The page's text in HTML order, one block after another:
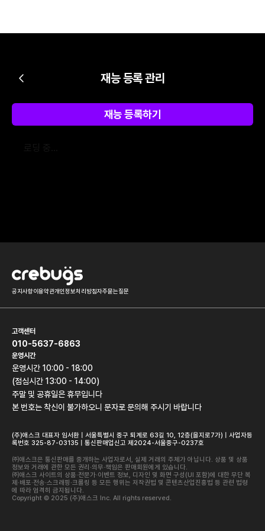
재능 등록 관리
재능 등록하기
공지사항이용약관개인정보처리방침자주묻는질문
고객센터
010-5637-6863
운영시간
운영시간 10:00 - 18:00
(점심시간 13:00 - 14:00)
주말 및 공휴일은 휴무입니다
본 번호는 착신이 불가하오니 문자로 문의해 주시기 바랍니다
(주)애스크 대표자 임서환 | 서울특별시 중구 퇴계로 63길 10, 12층(을지로7가) | 사업자등
록번호 325-87-03135 | 통신판매업신고 제2024-서울중구-0237호
㈜애스크은 통신판매를 중개하는 사업자로서, 실제 거래의 주체가 아닙니다. 상품 및 상품
정보와 거래에 관한 모든 권리·의무·책임은 판매회원에게 있습니다.
㈜애스크 사이트의 상품·전문가·이벤트 정보, 디자인 및 화면 구성(UI 포함)에 대한 무단 복
제·배포·전송·스크래핑·크롤링 등 모든 행위는 저작권법 및 콘텐츠산업진흥법 등 관련 법령
에 따라 엄격히 금지됩니다.
Copyright © 2025 (주)애스크 Inc. All rights reserved.